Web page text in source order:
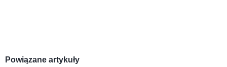
Powiązane artykuły